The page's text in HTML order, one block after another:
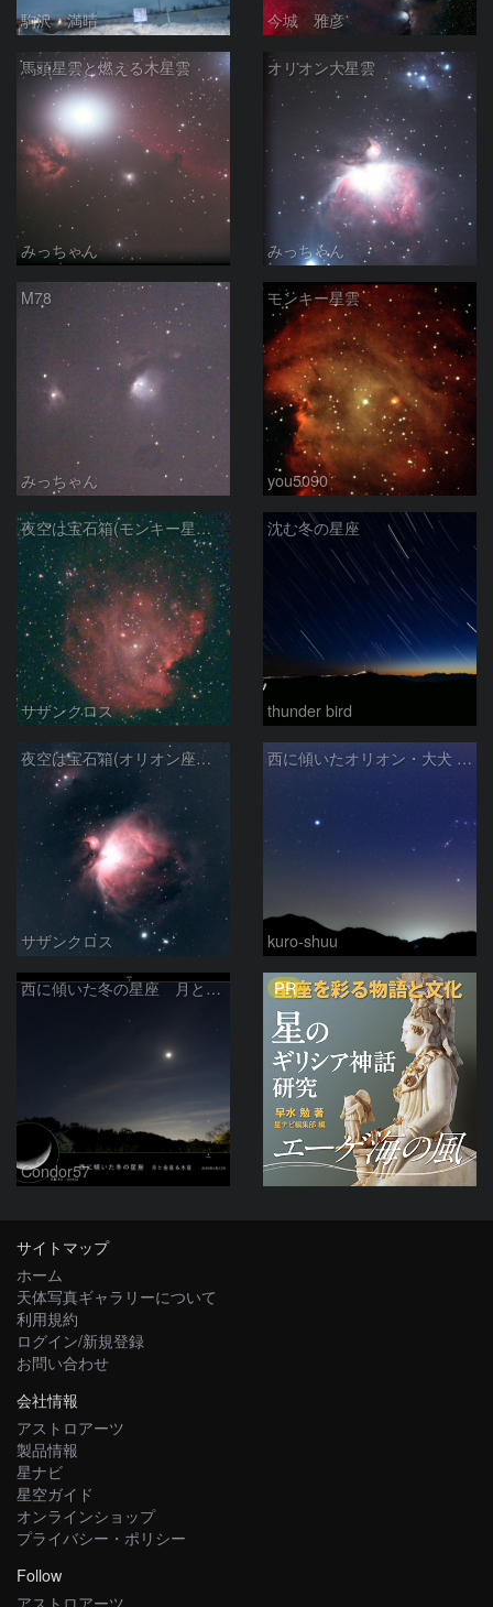
駒沢 満晴 今城 雅彦
馬頭星雲と燃える木星雲
みっちゃん
オリオン大星雲
みっちゃん
M78
みっちゃん
モンキー星雲
you5090
夜空は宝石箱(モンキー星雲 NGC2174) Seestar50
サザンクロス
沈む冬の星座
thunder bird
夜空は宝石箱(オリオン座大星雲 M42) Seestar50
サザンクロス
西に傾いたオリオン・大犬 (2026/04/21)
kuro-shuu
西に傾いた冬の星座 月と金星＆木星
Condor57
PR
サイトマップ
ホーム
天体写真ギャラリーについて
利用規約
ログイン/新規登録
お問い合わせ
会社情報
アストロアーツ
製品情報
星ナビ
星空ガイド
オンラインショップ
プライバシー・ポリシー
Follow